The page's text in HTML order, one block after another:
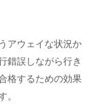
アウェイな状況か
錯誤しながら行き
格するための効果
。